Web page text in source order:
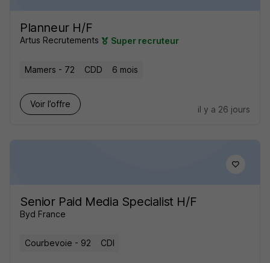
Planneur H/F
Artus Recrutements Super recruteur
Mamers - 72 CDD 6 mois
Voir l’offre
il y a 26 jours
Senior Paid Media Specialist H/F
Byd France
Courbevoie - 92 CDI